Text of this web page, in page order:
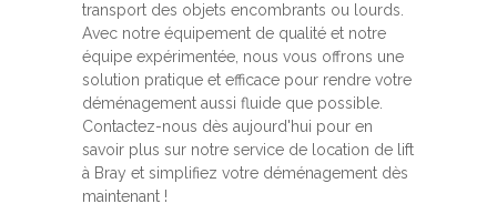
transport des objets encombrants ou lourds.
Avec notre équipement de qualité et notre
équipe expérimentée, nous vous offrons une
solution pratique et efficace pour rendre votre
déménagement aussi fluide que possible.
Contactez-nous dès aujourd'hui pour en
savoir plus sur notre service de location de lift
à Bray et simplifiez votre déménagement dès
maintenant !